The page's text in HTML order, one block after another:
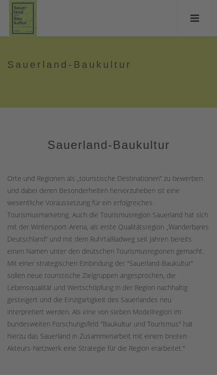
Sauerland-Baukultur
Sauerland-Baukultur
Orte und Regionen als „touristische Destinationen“ zu bewerben
und dabei deren Besonderheiten hervorzuheben ist eine
wesentliche Voraussetzung für ein erfolgreiches
Tourismusmarketing. Auch die Tourismusregion Sauerland hat sich
mit der Wintersport-Arena, als erste Qualitätsregion „Wanderbares
Deutschland“ und mit dem RuhrtalRadweg seit Jahren bereits
einen Namen unter den deutschen Tourismusregionen gemacht.
Mit einer strategischen Einbindung der "Sauerland-Baukultur"
sollen neue touristische Zielgruppen angesprochen, die
Lebensqualität und Wertschöpfung in der Region nachhaltig
gesteigert und die Einzigartigkeit des Sauerlandes neu
interpretiert werden. Als eine von sieben Modellregion im
bundesweiten Forschungsfeld "Baukultur und Tourismus" hat
hierzu das Sauerland in Zusammenarbeit mit einem breiten
Akteurs-Netzwerk eine Strategie für die Region erarbeitet."